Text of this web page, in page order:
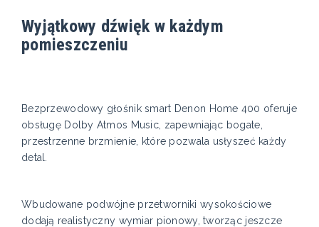
Wyjątkowy dźwięk w każdym
pomieszczeniu
Bezprzewodowy głośnik smart Denon Home 400 oferuje
obsługę Dolby Atmos Music, zapewniając bogate,
przestrzenne brzmienie, które pozwala usłyszeć każdy
detal.
Wbudowane podwójne przetworniki wysokościowe
dodają realistyczny wymiar pionowy, tworząc jeszcze